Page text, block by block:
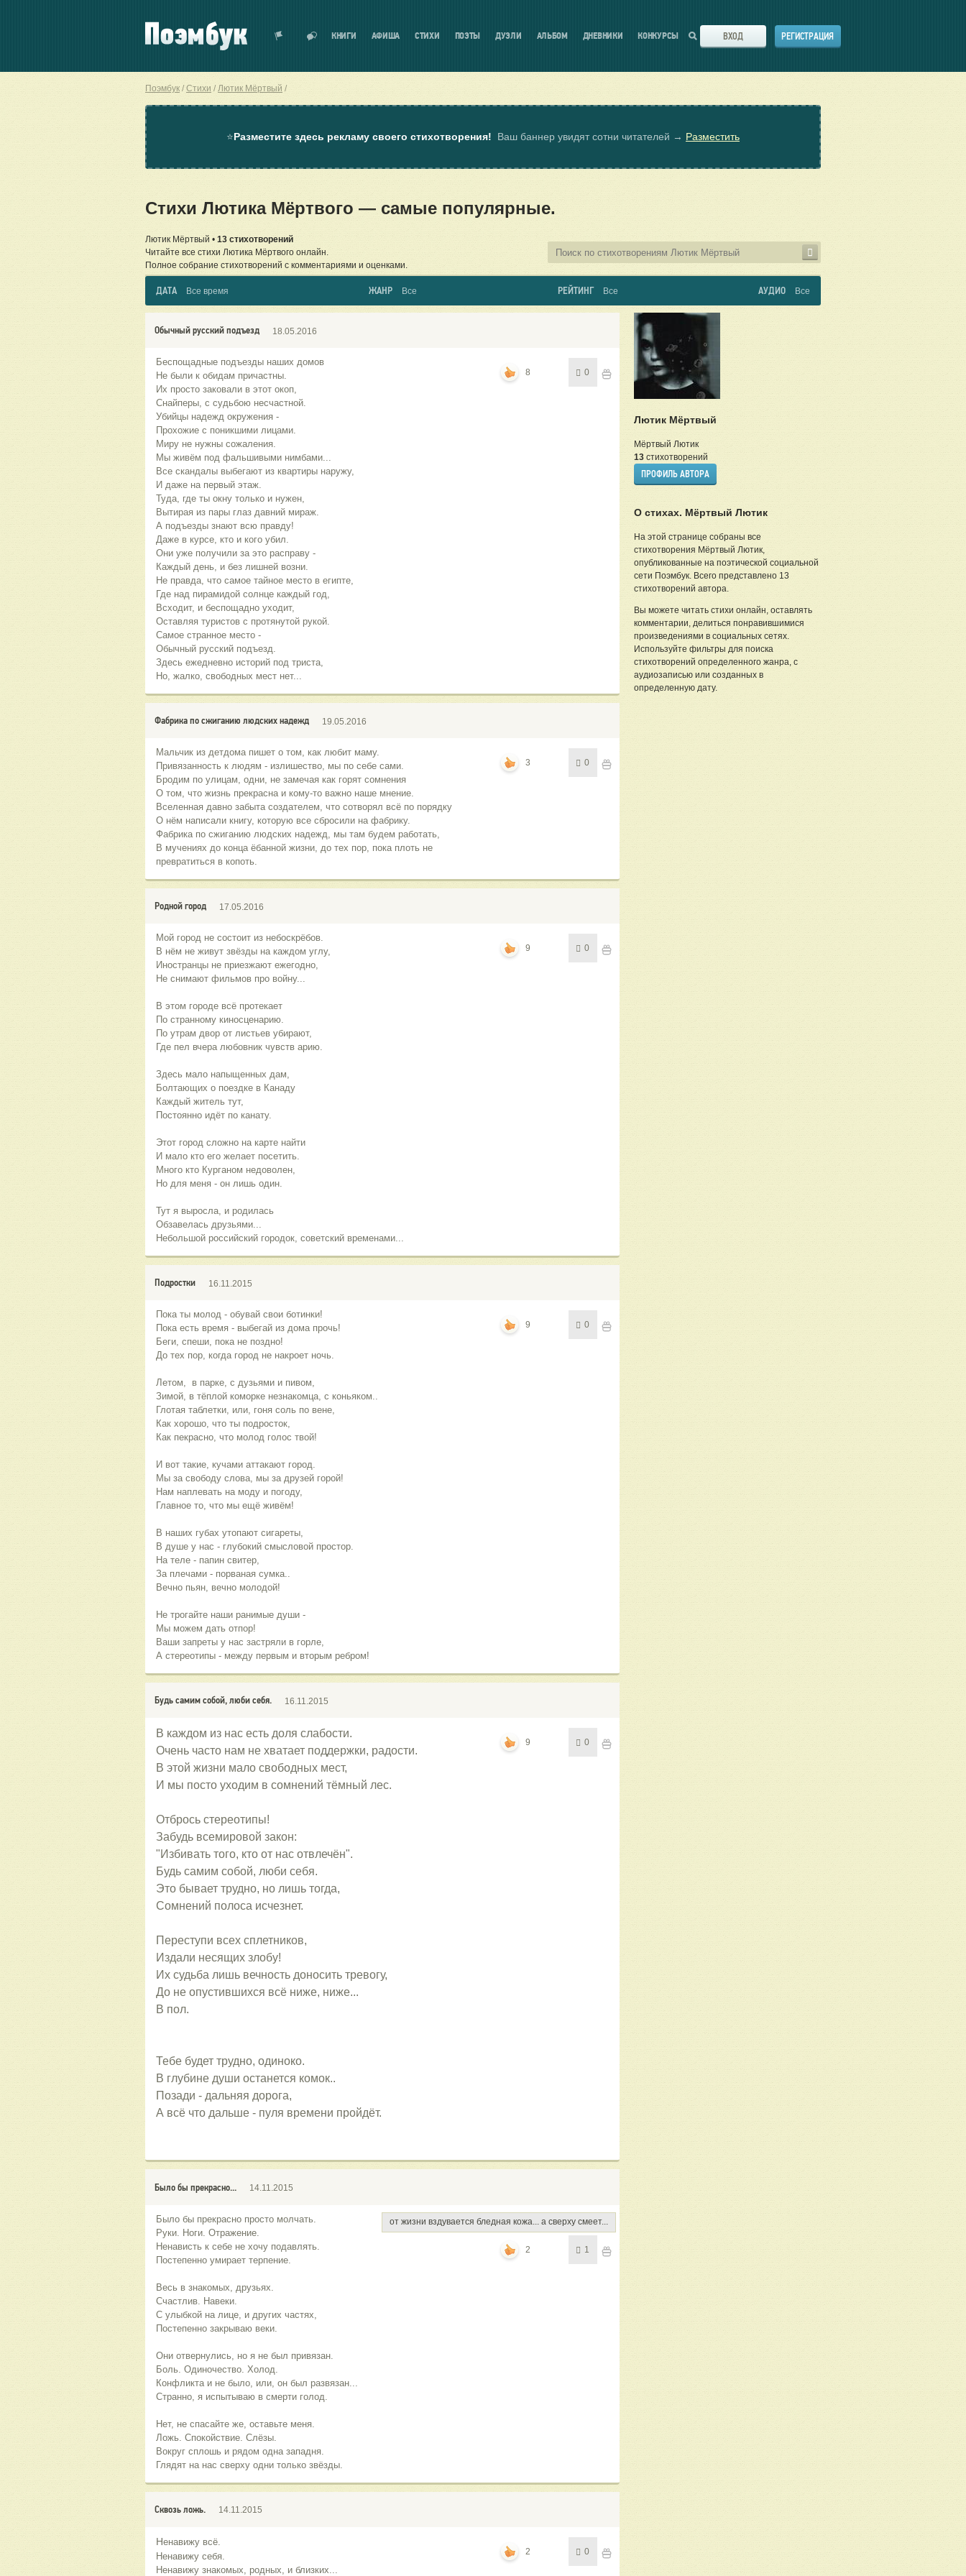
КНИГИ АФИША СТИХИ ПОЭТЫ ДУЭЛИ АЛЬБОМ ДНЕВНИКИ КОНКУРСЫ ВХОД РЕГИСТРАЦИЯ
Поэмбук Стихи Лютик Мёртвый
⭐Разместите здесь рекламу своего стихотворения! Ваш баннер увидят сотни читателей → Разместить
Стихи Лютика Мёртвого — самые популярные.
Лютик Мёртвый • 13 стихотворений
Читайте все стихи Лютика Мёртвого онлайн.
Полное собрание стихотворений с комментариями и оценками.
ДАТА Все время ЖАНР Все РЕЙТИНГ Все АУДИО Все
Обычный русский подъезд 18.05.2016
Беспощадные подъезды наших домов
Не были к обидам причастны.
Их просто заковали в этот окоп,
Снайперы, с судьбою несчастной.
Убийцы надежд окружения -
Прохожие с поникшими лицами.
Миру не нужны сожаления.
Мы живём под фальшивыми нимбами...
Все скандалы выбегают из квартиры наружу,
И даже на первый этаж.
Туда, где ты окну только и нужен,
Вытирая из пары глаз давний мираж.
А подъезды знают всю правду!
Даже в курсе, кто и кого убил.
Они уже получили за это расправу -
Каждый день, и без лишней возни.
Не правда, что самое тайное место в египте,
Где над пирамидой солнце каждый год,
Всходит, и беспощадно уходит,
Оставляя туристов с протянутой рукой.
Самое странное место -
Обычный русский подъезд.
Здесь ежедневно историй под триста,
Но, жалко, свободных мест нет...
8 0
Фабрика по сжиганию людских надежд 19.05.2016
Мальчик из детдома пишет о том, как любит маму.
Привязанность к людям - излишество, мы по себе сами.
Бродим по улицам, одни, не замечая как горят сомнения
О том, что жизнь прекрасна и кому-то важно наше мнение.
Вселенная давно забыта создателем, что сотворял всё по порядку
О нём написали книгу, которую все сбросили на фабрику.
Фабрика по сжиганию людских надежд, мы там будем работать,
В мучениях до конца ёбанной жизни, до тех пор, пока плоть не
превратиться в копоть.
3 0
Родной город 17.05.2016
Мой город не состоит из небоскрёбов.
В нём не живут звёзды на каждом углу,
Иностранцы не приезжают ежегодно,
Не снимают фильмов про войну...
В этом городе всё протекает
По странному киносценарию.
По утрам двор от листьев убирают,
Где пел вчера любовник чувств арию.
Здесь мало напыщенных дам,
Болтающих о поездке в Канаду
Каждый житель тут,
Постоянно идёт по канату.
Этот город сложно на карте найти
И мало кто его желает посетить.
Много кто Курганом недоволен,
Но для меня - он лишь один.
Тут я выросла, и родилась
Обзавелась друзьями...
Небольшой российский городок, советский временами...
9 0
Подростки 16.11.2015
Пока ты молод - обувай свои ботинки!
Пока есть время - выбегай из дома прочь!
Беги, спеши, пока не поздно!
До тех пор, когда город не накроет ночь.
Летом, в парке, с дузьями и пивом,
Зимой, в тёплой коморке незнакомца, с коньяком..
Глотая таблетки, или, гоня соль по вене,
Как хорошо, что ты подросток,
Как пекрасно, что молод голос твой!
И вот такие, кучами аттакают город.
Мы за свободу слова, мы за друзей горой!
Нам наплевать на моду и погоду,
Главное то, что мы ещё живём!
В наших губах утопают сигареты,
В душе у нас - глубокий смысловой простор.
На теле - папин свитер,
За плечами - порваная сумка..
Вечно пьян, вечно молодой!
Не трогайте наши ранимые души -
Мы можем дать отпор!
Ваши запреты у нас застряли в горле,
А стереотипы - между первым и вторым ребром!
9 0
Будь самим собой, люби себя. 16.11.2015
В каждом из нас есть доля слабости.
Очень часто нам не хватает поддержки, радости.
В этой жизни мало свободных мест,
И мы посто уходим в сомнений тёмный лес.
Отбрось стереотипы!
Забудь всемировой закон:
"Избивать того, кто от нас отвлечён".
Будь самим собой, люби себя.
Это бывает трудно, но лишь тогда,
Сомнений полоса исчезнет.
Переступи всех сплетников,
Издали несящих злобу!
Их судьба лишь вечность доносить тревогу,
До не опустившихся всё ниже, ниже...
В пол.
Тебе будет трудно, одиноко.
В глубине души останется комок..
Позади - дальняя дорога,
А всё что дальше - пуля времени пройдёт.
9 0
Было бы прекрасно... 14.11.2015
Было бы прекрасно просто молчать.
Руки. Ноги. Отражение.
Ненависть к себе не хочу подавлять.
Постепенно умирает терпение.
Весь в знакомых, друзьях.
Счастлив. Навеки.
С улыбкой на лице, и других частях,
Постепенно закрываю веки.
Они отвернулись, но я не был привязан.
Боль. Одиночество. Холод.
Конфликта и не было, или, он был развязан...
Странно, я испытываю в смерти голод.
Нет, не спасайте же, оставьте меня.
Ложь. Спокойствие. Слёзы.
Вокруг сплошь и рядом одна западня.
Глядят на нас сверху одни только звёзды.
от жизни вздувается бледная кожа... а сверху смеет...
2 1
Сквозь ложь. 14.11.2015
Ненавижу всё.
Ненавижу себя.
Ненавижу знакомых, родных, и близких...
2 0
Лютик Мёртвый
Мёртвый Лютик
13стихотворений
ПРОФИЛЬ АВТОРА
О стихах. Мёртвый Лютик
На этой странице собраны все
стихотворения Мёртвый Лютик,
опубликованные на поэтической социальной
сети Поэмбук. Всего представлено 13
стихотворений автора.
Вы можете читать стихи онлайн, оставлять
комментарии, делиться понравившимися
произведениями в социальных сетях.
Используйте фильтры для поиска
стихотворений определенного жанра, с
аудиозаписью или созданных в
определенную дату.